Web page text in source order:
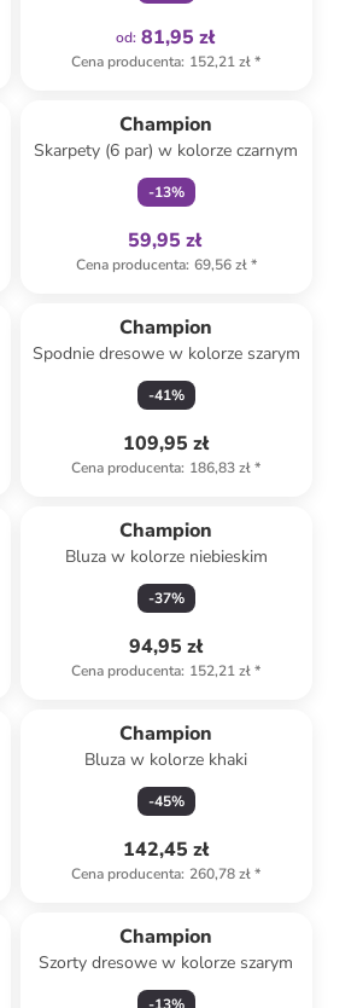
od: 81,95 zł
Cena producenta: 152,21 zł*
Champion
Skarpety (6 par) w kolorze czarnym
-13%
59,95 zł
Cena producenta: 69,56 zł*
Champion
Spodnie dresowe w kolorze szarym
-41%
109,95 zł
Cena producenta: 186,83 zł*
Champion
Bluza w kolorze niebieskim
-37%
94,95 zł
Cena producenta: 152,21 zł*
Champion
Bluza w kolorze khaki
-45%
142,45 zł
Cena producenta: 260,78 zł*
Champion
Szorty dresowe w kolorze szarym